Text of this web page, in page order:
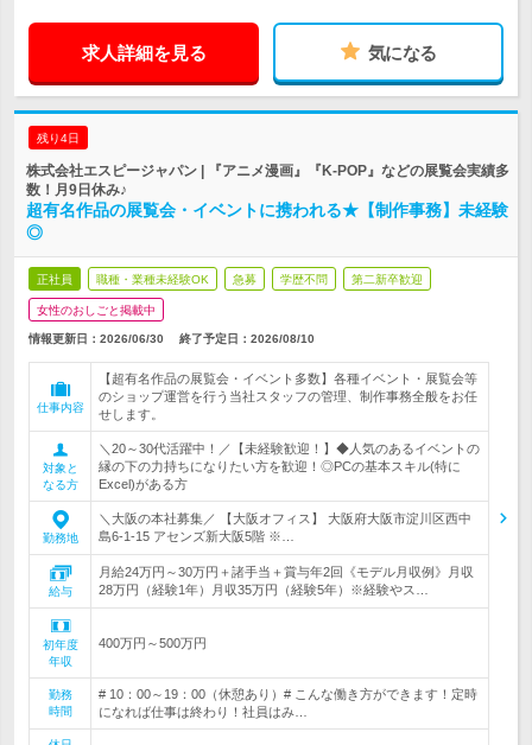
求人詳細を見る 気になる
残り4日
株式会社エスピージャパン | 『アニメ漫画』『K-POP』などの展覧会実績多
数！月9日休み♪
超有名作品の展覧会・イベントに携われる★【制作事務】未経験
◎
正社員 職種・業種未経験OK 急募 学歴不問 第二新卒歓迎
女性のおしごと掲載中
情報更新日：2026/06/30 終了予定日： 2026/08/10
仕事内容
【超有名作品の展覧会・イベント多数】各種イベント・展覧会等
のショップ運営を行う当社スタッフの管理、制作事務全般をお任
せします。
対象と
なる方
＼20～30代活躍中！／【未経験歓迎！】◆人気のあるイベントの
縁の下の力持ちになりたい方を歓迎！◎PCの基本スキル(特に
Excel)がある方
勤務地
＼大阪の本社募集／ 【大阪オフィス】 大阪府大阪市淀川区西中
島6-1-15 アセンズ新大阪5階 ※…
給与
月給24万円～30万円＋諸手当＋賞与年2回《モデル月収例》月収
28万円（経験1年）月収35万円（経験5年）※経験やス…
初年度
年収
400万円～500万円
勤務
時間
# 10：00～19：00（休憩あり）# こんな働き方ができます！定時
になれば仕事は終わり！社員はみ…